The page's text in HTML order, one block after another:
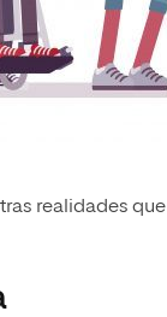
realidades